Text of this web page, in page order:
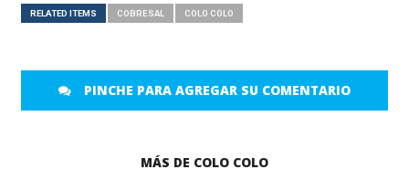
RELATED ITEMS COBRESAL COLO COLO
PINCHE PARA AGREGAR SU COMENTARIO
MÁS DE COLO COLO